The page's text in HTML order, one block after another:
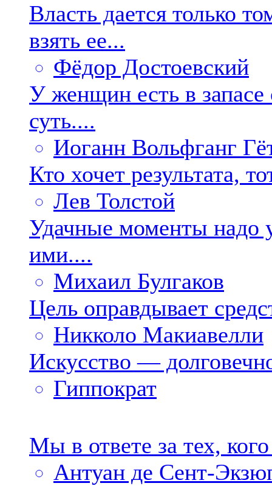
Власть дается только
взять ее...
Фёдор Достоевский
У женщин есть в запасе
суть....
Иоганн Вольфганг
Кто хочет результата,
Лев Толстой
Удачные моменты надо
ими....
Михаил Булгаков
Цель оправдывает
Никколо Макиавелли
Искусство —
Гиппократ
Мы в ответе за тех,
Антуан де Сент-